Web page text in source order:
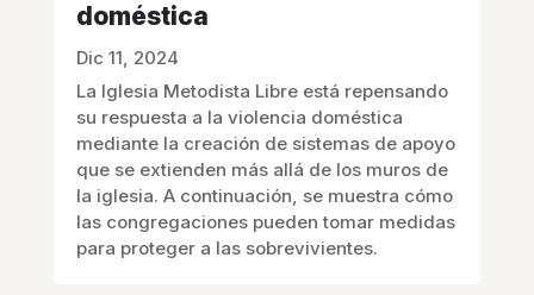
doméstica
Dic 11, 2024
La Iglesia Metodista Libre está repensando
su respuesta a la violencia doméstica
mediante la creación de sistemas de apoyo
que se extienden más allá de los muros de
la iglesia. A continuación, se muestra cómo
las congregaciones pueden tomar medidas
para proteger a las sobrevivientes.